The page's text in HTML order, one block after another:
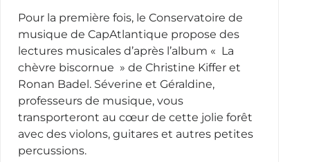
Pour la première fois, le Conservatoire de
musique de CapAtlantique propose des
lectures musicales d’après l’album « La
chèvre biscornue » de Christine Kiffer et
Ronan Badel. Séverine et Géraldine,
professeurs de musique, vous
transporteront au cœur de cette jolie forêt
avec des violons, guitares et autres petites
percussions.